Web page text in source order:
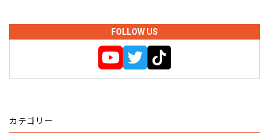
FOLLOW US
カテゴリー